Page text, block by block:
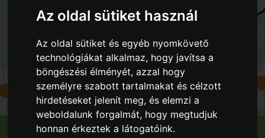
Az oldal sütiket használ
Az oldal sütiket és egyéb nyomkövető
technológiákat alkalmaz, hogy javítsa a
böngészési élményét, azzal hogy
személyre szabott tartalmakat és célzott
hirdetéseket jelenít meg, és elemzi a
weboldalunk forgalmát, hogy megtudjuk
honnan érkeztek a látogatóink.